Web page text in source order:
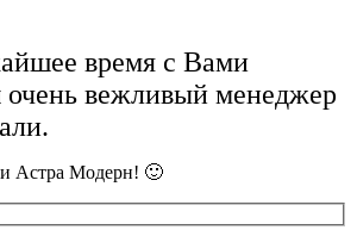
время с Вами
очень вежливый менеджер
Астра Модерн! 🙂